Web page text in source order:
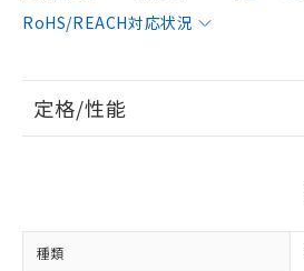
RoHS/REACH対応状況
定格/性能
種類